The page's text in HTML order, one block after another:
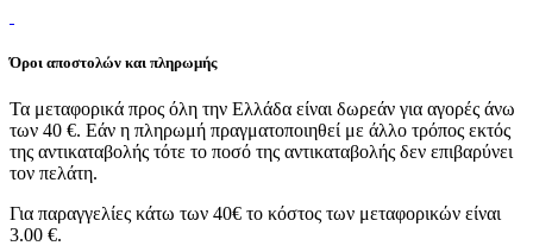
Όροι αποστολών και πληρωμής
Τα μεταφορικά προς όλη την Ελλάδα είναι δωρεάν για αγορές άνω
των 40 €. Εάν η πληρωμή πραγματοποιηθεί με άλλο τρόπος εκτός
της αντικαταβολής τότε το ποσό της αντικαταβολής δεν επιβαρύνει
τον πελάτη.
Για παραγγελίες κάτω των 40€ το κόστος των μεταφορικών είναι
3.00 €.